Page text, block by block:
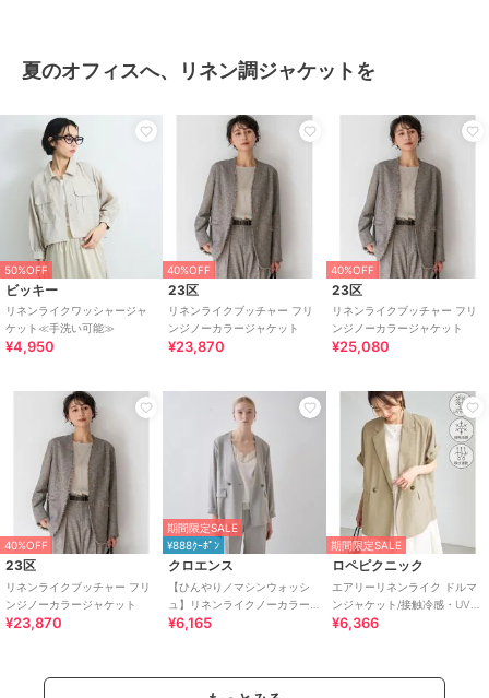
夏のオフィスへ、リネン調ジャケットを
50%OFF
ビッキー
リネンライクワッシャージャ
ケット≪手洗い可能≫
¥4,950
40%OFF
23区
リネンライクブッチャー フリ
ンジノーカラージャケット
¥23,870
40%OFF
23区
リネンライクブッチャー フリ
ンジノーカラージャケット
¥25,080
40%OFF
23区
リネンライクブッチャー フリ
ンジノーカラージャケット
¥23,870
期間限定SALE
¥888ｸｰﾎﾟﾝ
クロエンス
【ひんやり／マシンウォッシ
ュ】リネンライクノーカラー
ジャケット セットアップ対
¥6,165
期間限定SALE
ロペピクニック
エアリーリネンライク ドルマ
ンジャケット/接触冷感・UVカ
ット・速乾
¥6,366